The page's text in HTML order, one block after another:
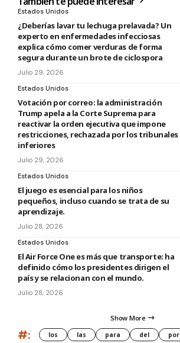
Estados Unidos
¿Deberías lavar tu lechuga prelavada? Un
experto en enfermedades infecciosas
explica cómo comer verduras de forma
segura durante un brote de ciclospora
Julio 29, 2026
Estados Unidos
Votación por correo: la administración
Trump apela a la Corte Suprema para
reactivar la orden ejecutiva que impone
restricciones, rechazada por los tribunales
inferiores
Julio 29, 2026
Estados Unidos
El juego es esencial para los niños
pequeños, incluso cuando se trata de su
aprendizaje.
Julio 28, 2026
Estados Unidos
El Air Force One es más que transporte: ha
definido cómo los presidentes dirigen el
país y se relacionan con el mundo.
Julio 28, 2026
Show More
#: los las para del por